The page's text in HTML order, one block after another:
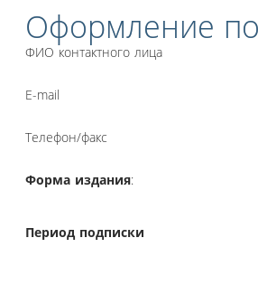
Оформление
ФИО контактного лица
E-mail
Телефон/факс
Форма издания:
Период подписки